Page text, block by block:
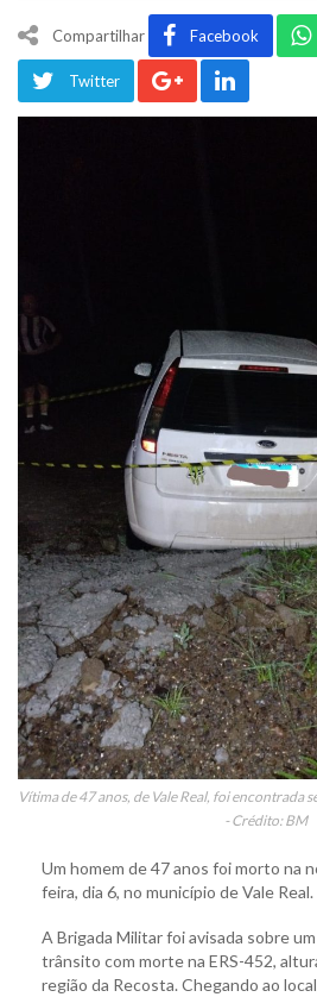
Compartilhar Facebook
Twitter
Vítima de 47 anos, de Vale Real, foi encontrada
- Crédito: BM
Um homem de 47 anos foi morto na
feira, dia 6, no município de Vale Real.
A Brigada Militar foi avisada sobre
trânsito com morte na ERS-452,
região da Recosta. Chegando ao